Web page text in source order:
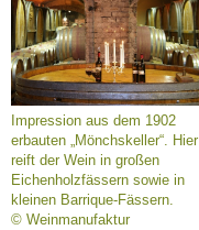
Impression aus dem 1902
erbauten „Mönchskeller“. Hier
reift der Wein in großen
Eichenholzfässern sowie in
kleinen Barrique-Fässern.
© Weinmanufaktur